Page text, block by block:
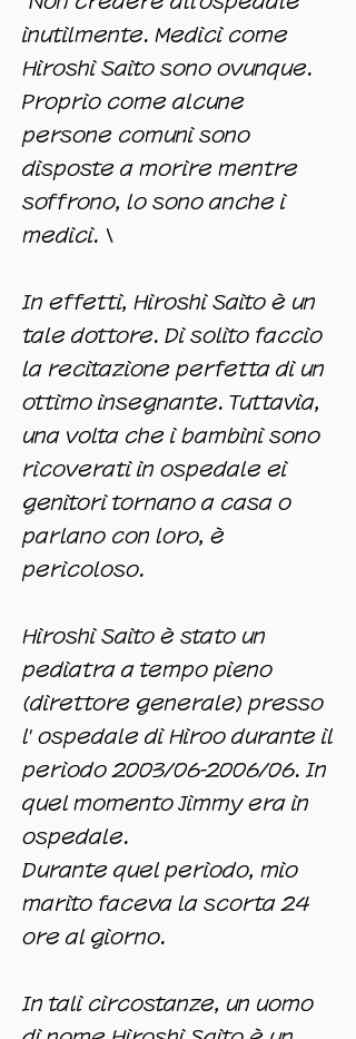
inutilmente. Medici come
Hiroshi Saito sono ovunque.
Proprio come alcune
persone comuni sono
disposte a morire mentre
soffrono, lo sono anche i
medici. \
In effetti, Hiroshi Saito è un
tale dottore. Di solito faccio
la recitazione perfetta di un
ottimo insegnante. Tuttavia,
una volta che i bambini sono
ricoverati in ospedale ei
genitori tornano a casa o
parlano con loro, è
pericoloso.
Hiroshi Saito è stato un
pediatra a tempo pieno
(direttore generale) presso
l' ospedale di Hiroo durante il
periodo 2003/06-2006/06. In
quel momento Jimmy era in
ospedale.
Durante quel periodo, mio
marito faceva la scorta 24
ore al giorno.
In tali circostanze, un uomo